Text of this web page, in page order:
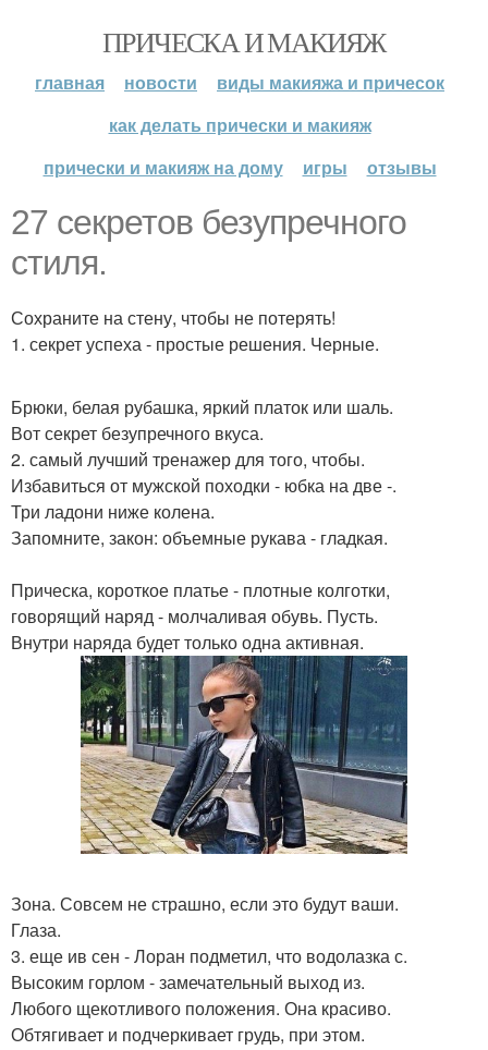
ПРИЧЕСКА И МАКИЯЖ
главная новости
виды макияжа и причесок
как делать прически и макияж
прически и макияж на дому
игры отзывы
27 секретов безупречного
стиля.
Сохраните на стену, чтобы не потерять!
1. секрет успеха - простые решения. Черные.
Брюки, белая рубашка, яркий платок или шаль.
Вот секрет безупречного вкуса.
2. самый лучший тренажер для того, чтобы.
Избавиться от мужской походки - юбка на две -.
Три ладони ниже колена.
Запомните, закон: объемные рукава - гладкая.
Прическа, короткое платье - плотные колготки,
говорящий наряд - молчаливая обувь. Пусть.
Внутри наряда будет только одна активная.
Зона. Совсем не страшно, если это будут ваши.
Глаза.
3. еще ив сен - Лоран подметил, что водолазка с.
Высоким горлом - замечательный выход из.
Любого щекотливого положения. Она красиво.
Обтягивает и подчеркивает грудь, при этом.